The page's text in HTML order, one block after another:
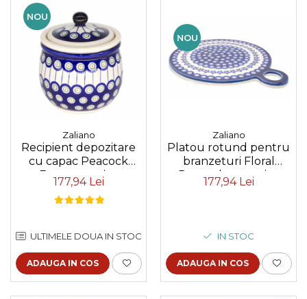
NOU
Zaliano
Recipient depozitare
cu capac Peacock
Eyes, ceramica
smaltuita, pictat
manual, 17,0 x 14,5 cm
177,94 Lei
ULTIMELE DOUA IN STOC
ADAUGA IN COS
NOU
Zaliano
Platou rotund pentru
branzeturi Floral
Peacock, ceramica
smaltuita, pictat
177,94 Lei
IN STOC
ADAUGA IN COS